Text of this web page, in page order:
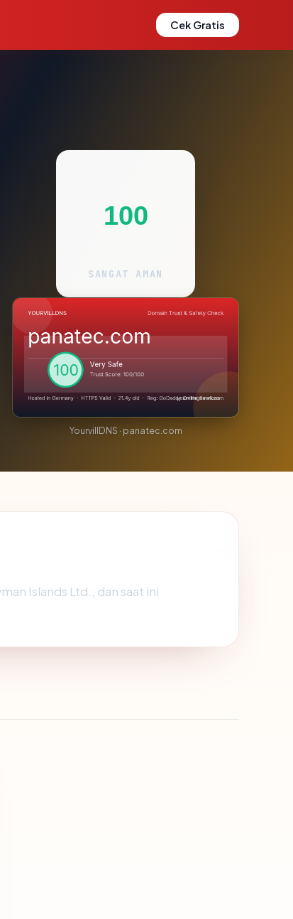
Cek Gratis
100
SANGAT AMAN
YourvillDNS · panatec.com
Islands Ltd., dan saat ini